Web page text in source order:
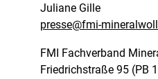
Juliane Gille
presse@fmi-
FMI Fachverband
Friedrichstraße 95 (PB